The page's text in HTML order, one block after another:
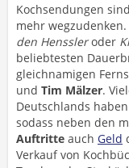
Kochsendungen
mehr wegzudenken.
den Henssleroder
beliebtesten
gleichnamigen
und Tim Mälzer.
Deutschlands
sodass neben den
Auftritte auch Geld
Verkauf von